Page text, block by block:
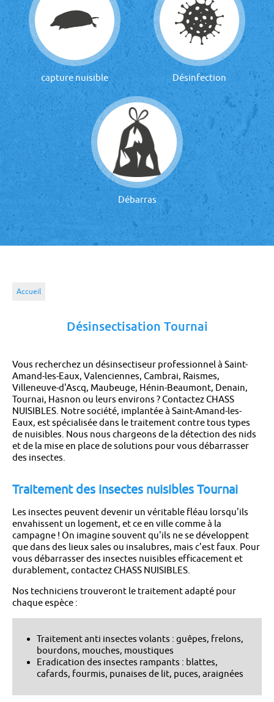
capture nuisible Désinfection
Débarras
Accueil
Désinsectisation Tournai
Vous recherchez un désinsectiseur professionnel à Saint-
Amand-les-Eaux, Valenciennes, Cambrai, Raismes,
Villeneuve-d'Ascq, Maubeuge, Hénin-Beaumont, Denain,
Tournai, Hasnon ou leurs environs ? Contactez CHASS
NUISIBLES. Notre société, implantée à Saint-Amand-les-
Eaux, est spécialisée dans le traitement contre tous types
de nuisibles. Nous nous chargeons de la détection des nids
et de la mise en place de solutions pour vous débarrasser
des insectes.
Traitement des insectes nuisibles Tournai
Les insectes peuvent devenir un véritable fléau lorsqu'ils
envahissent un logement, et ce en ville comme à la
campagne ! On imagine souvent qu'ils ne se développent
que dans des lieux sales ou insalubres, mais c'est faux. Pour
vous débarrasser des insectes nuisibles efficacement et
durablement, contactez CHASS NUISIBLES.
Nos techniciens trouveront le traitement adapté pour
chaque espèce :
Traitement anti insectes volants : guêpes, frelons,
bourdons, mouches, moustiques
Eradication des insectes rampants : blattes,
cafards, fourmis, punaises de lit, puces, araignées